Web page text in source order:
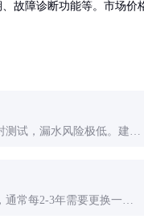
故障诊断功能等。市场价
测试，漏水风险极低。建议
通常每2-3年需要更换一